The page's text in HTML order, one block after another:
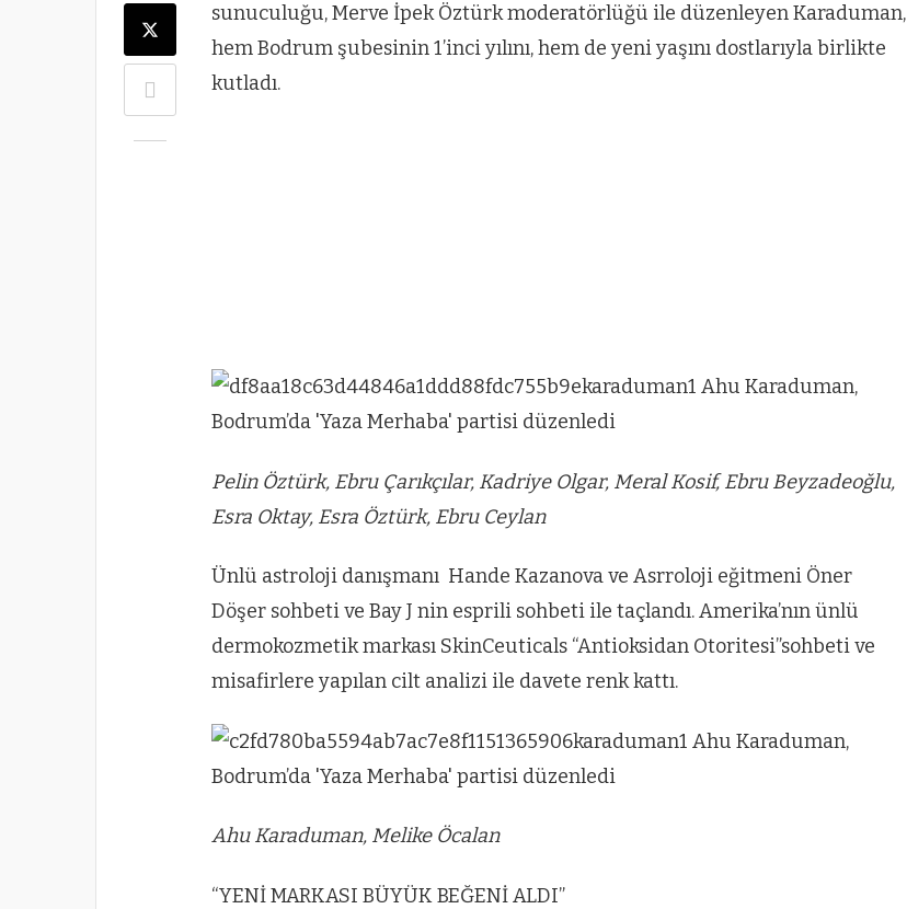
sunuculuğu, Merve İpek Öztürk moderatörlüğü ile düzenleyen Karaduman,
hem Bodrum şubesinin 1’inci yılını, hem de yeni yaşını dostlarıyla birlikte
kutladı.
Pelin Öztürk, Ebru Çarıkçılar, Kadriye Olgar, Meral Kosif, Ebru Beyzadeoğlu,
Esra Oktay, Esra Öztürk, Ebru Ceylan
Ünlü astroloji danışmanı Hande Kazanova ve Asrroloji eğitmeni Öner
Döşer sohbeti ve Bay J nin esprili sohbeti ile taçlandı. Amerika’nın ünlü
dermokozmetik markası SkinCeuticals “Antioksidan Otoritesi”sohbeti ve
misafirlere yapılan cilt analizi ile davete renk kattı.
Ahu Karaduman, Melike Öcalan
“YENİ MARKASI BÜYÜK BEĞENİ ALDI”